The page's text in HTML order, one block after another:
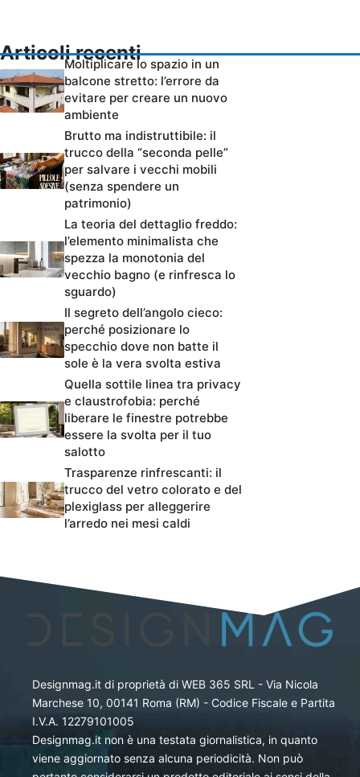
Articoli recenti
Moltiplicare lo spazio in un
balcone stretto: l’errore da
evitare per creare un nuovo
ambiente
Brutto ma indistruttibile: il
trucco della “seconda pelle”
per salvare i vecchi mobili
(senza spendere un
patrimonio)
La teoria del dettaglio freddo:
l’elemento minimalista che
spezza la monotonia del
vecchio bagno (e rinfresca lo
sguardo)
Il segreto dell’angolo cieco:
perché posizionare lo
specchio dove non batte il
sole è la vera svolta estiva
Quella sottile linea tra privacy
e claustrofobia: perché
liberare le finestre potrebbe
essere la svolta per il tuo
salotto
Trasparenze rinfrescanti: il
trucco del vetro colorato e del
plexiglass per alleggerire
l’arredo nei mesi caldi
Designmag.it di proprietà di WEB 365 SRL - Via Nicola
Marchese 10, 00141 Roma (RM) - Codice Fiscale e Partita
I.V.A. 12279101005
Designmag.it non è una testata giornalistica, in quanto
viene aggiornato senza alcuna periodicità. Non può